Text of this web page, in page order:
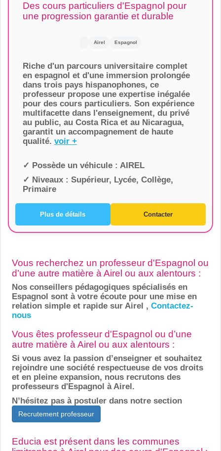
Des cours particuliers d'Espagnol pour
une progression garantie et durable
Airel Espagnol
Riche d'un parcours universitaire complet
en espagnol et d'une immersion prolongée
dans trois pays hispanophones, ce
professeur propose une expertise inégalée
pour des cours particuliers. Son expérience
multifacette dans l'enseignement, du privé
au public, au Costa Rica et au Nicaragua,
garantit un accompagnement de haute
qualité. voir +
✓ Possède un véhicule : AIREL
✓ Niveaux : Supérieur, Lycée, Collège,
Primaire
Plus de détails Contacter
Vous recherchez un professeur d'Espagnol ou
d’une autre matière à Airel ou aux alentours :
Nos conseillers pédagogiques spécialisés en
Espagnol sont à votre écoute pour une mise en
relation simple et rapide sur Airel , Contactez-
nous
Vous êtes professeur d'Espagnol ou d’une
autre matière à Airel ou aux alentours :
Si vous avez la passion d’enseigner et souhaitez
rejoindre une société respectueuse de vos droits
et en pleine expansion, nous recrutons des
professeurs d'Espagnol à Airel.
N’hésitez pas à postuler dans notre section
Recrutement professeur
Educia est présent dans les communes